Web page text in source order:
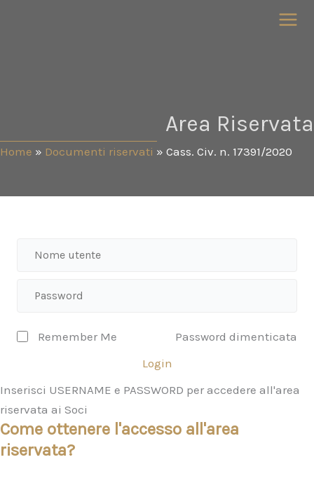
Area Riservata
Home » Documenti riservati » Cass. Civ. n. 17391/2020
Password dimenticata
Remember Me
Login
Inserisci USERNAME e PASSWORD per accedere all'area
riservata ai Soci
Come ottenere l'accesso all'area
riservata?